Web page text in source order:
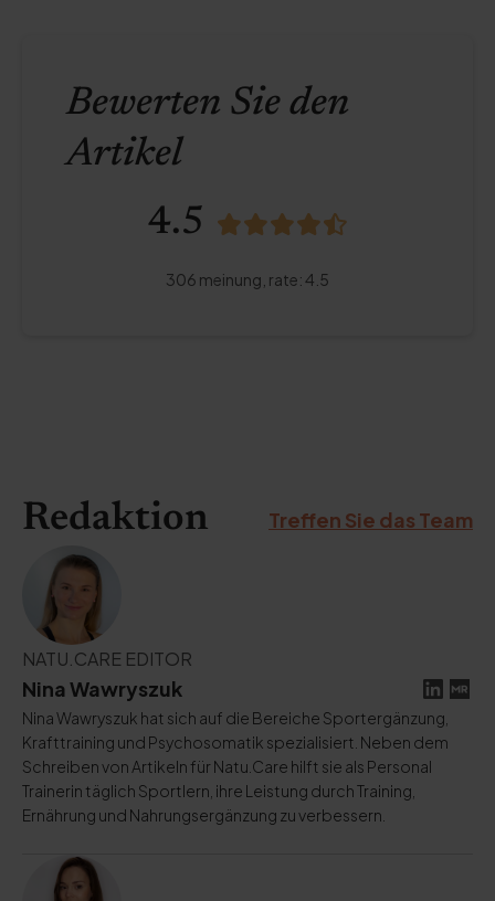
Bewerten Sie den
Artikel
4.5
306 meinung, rate:4.5
Redaktion Treffen Sie das Team
NATU.CARE EDITOR
Nina Wawryszuk
Nina Wawryszuk hat sich auf die Bereiche Sportergänzung,
Krafttraining und Psychosomatik spezialisiert. Neben dem
Schreiben von Artikeln für Natu.Care hilft sie als Personal
Trainerin täglich Sportlern, ihre Leistung durch Training,
Ernährung und Nahrungsergänzung zu verbessern.